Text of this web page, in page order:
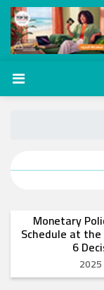
Monetary
Schedule at
6